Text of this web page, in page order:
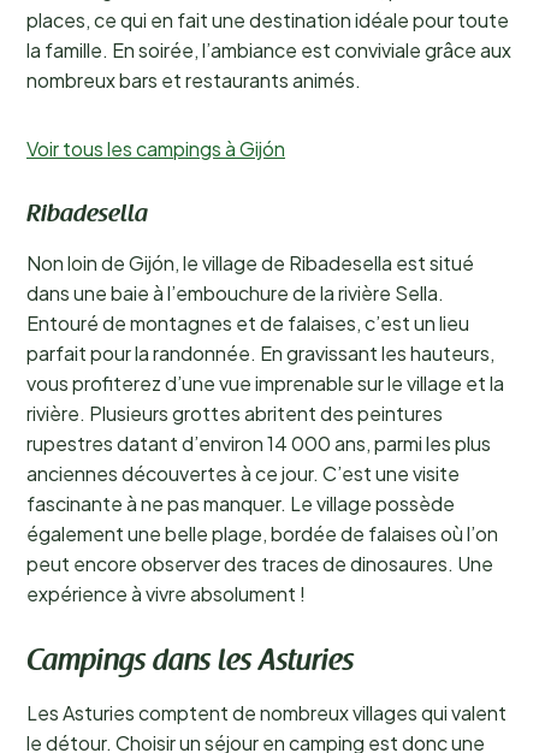
places, ce qui en fait une destination idéale pour toute
la famille. En soirée, l’ambiance est conviviale grâce aux
nombreux bars et restaurants animés.
Voir tous les campings à Gijón
Ribadesella
Non loin de Gijón, le village de Ribadesella est situé
dans une baie à l’embouchure de la rivière Sella.
Entouré de montagnes et de falaises, c’est un lieu
parfait pour la randonnée. En gravissant les hauteurs,
vous profiterez d’une vue imprenable sur le village et la
rivière. Plusieurs grottes abritent des peintures
rupestres datant d’environ 14 000 ans, parmi les plus
anciennes découvertes à ce jour. C’est une visite
fascinante à ne pas manquer. Le village possède
également une belle plage, bordée de falaises où l’on
peut encore observer des traces de dinosaures. Une
expérience à vivre absolument !
Campings dans les Asturies
Les Asturies comptent de nombreux villages qui valent
le détour. Choisir un séjour en camping est donc une